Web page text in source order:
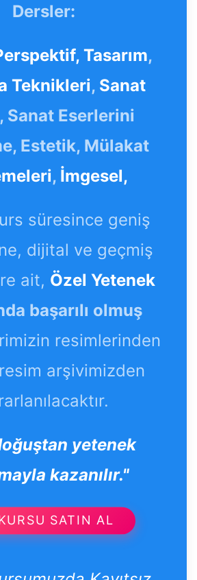
Dersler:
Tasarım,
Teknikleri, Sanat
, Sanat Eserlerini
Estetik, Mülakat
, İmgesel,
süresince geniş
dijital ve geçmiş
ait, Özel Yetenek
başarılı olmuş
resimlerinden
arşivimizden
yetenek
kazanılır."
SATIN AL